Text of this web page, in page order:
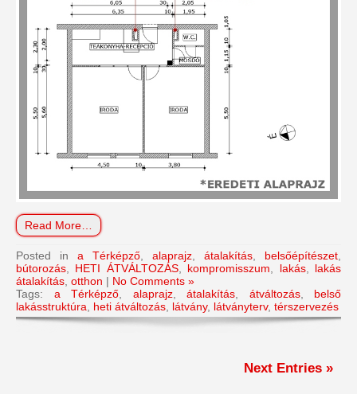
Read More…
Posted in a Térképző, alaprajz, átalakítás, belsőépítészet,
bútorozás, HETI ÁTVÁLTOZÁS, kompromisszum, lakás, lakás
átalakítás, otthon | No Comments »
Tags: a Térképző, alaprajz, átalakítás, átváltozás, belső
lakásstruktúra, heti átváltozás, látvány, látványterv, térszervezés
Next Entries »